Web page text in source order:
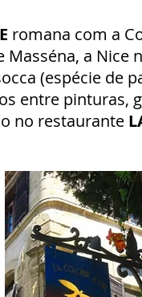
romana com a
Masséna, a
(espécie de
entre pinturas,
no restaurante